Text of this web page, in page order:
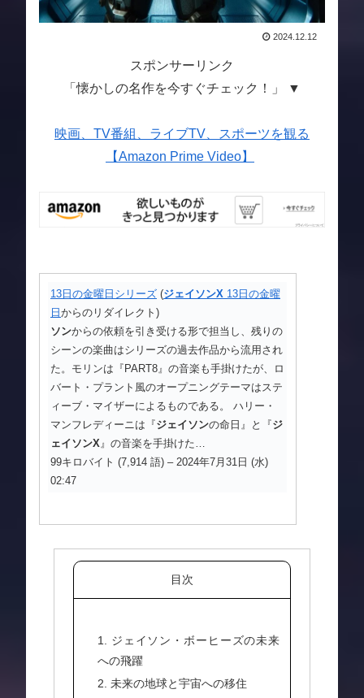
2024.12.12
スポンサーリンク
「懐かしの名作を今すぐチェック！」 ▼
映画、TV番組、ライブTV、スポーツを観る
【Amazon Prime Video】
13日の金曜日シリーズ (ジェイソンX 13日の金曜
日 からのリダイレクト)
ソンからの依頼を引き受ける形で担当し、残りの
シーンの楽曲はシリーズの過去作品から流用され
た。モリンは『PART8』の音楽も手掛けたが、ロ
バート・プラント風のオープニングテーマはステ
ィーブ・マイザーによるものである。 ハリー・
マンフレディーニは『ジェイソンの命日』と『ジ
ェイソンX』の音楽を手掛けた…
99キロバイト (7,914 語) – 2024年7月31日 (水)
02:47
目次
1. ジェイソン・ボーヒーズの未来
への飛躍
2. 未来の地球と宇宙への移住